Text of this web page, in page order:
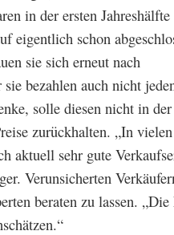
in der ersten
eigentlich schon
sie sich erneut nach
bezahlen auch nicht
solle diesen nicht in
zurückhalten. „In
aktuell sehr gute
Verunsicherten
beraten zu lassen. „Die